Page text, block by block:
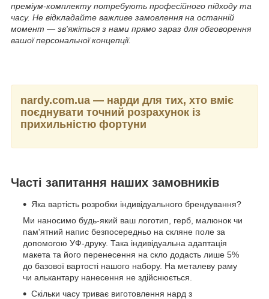
преміум-комплекту потребують професійного підходу та
часу. Не відкладайте важливе замовлення на останній
момент — зв'яжіться з нами прямо зараз для обговорення
вашої персональної концепції.
nardy.com.ua — нарди для тих, хто вміє
поєднувати точний розрахунок із
прихильністю фортуни
Часті запитання наших замовників
Яка вартість розробки індивідуального брендування?
Ми наносимо будь-який ваш логотип, герб, малюнок чи
пам'ятний напис безпосередньо на скляне поле за
допомогою УФ-друку. Така індивідуальна адаптація
макета та його перенесення на скло додасть лише 5%
до базової вартості нашого набору. На металеву раму
чи алькантару нанесення не здійснюється.
Скільки часу триває виготовлення нард з